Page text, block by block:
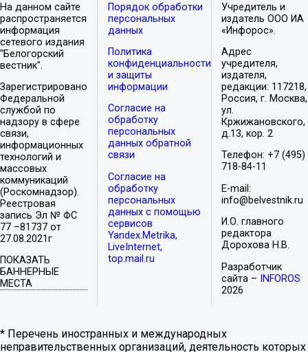
На данном сайте
распространяется
информация
сетевого издания
"Белогорский
вестник".
Зарегистрировано
Федеральной
службой по
надзору в сфере
связи,
информационных
технологий и
массовых
коммуникаций
(Роскомнадзор).
Реестровая
запись Эл № ФС
77 –81737 от
27.08.2021г
ПОКАЗАТЬ
БАННЕРНЫЕ
МЕСТА
Порядок обработки
персональных
данных
Политика
конфиденциальности
и защиты
информации
Согласие на
обработку
персональных
данных обратной
связи
Согласие на
обработку
персональных
данных с помощью
сервисов
Yandex.Metrika,
LiveInternet,
top.mail.ru
Учредитель и
издатель ООО ИА
«Инфорос».
Адрес
учредителя,
издателя,
редакции: 117218,
Россия, г. Москва,
ул.
Кржижановского,
д.13, кор. 2
Телефон: +7 (495)
718-84-11
E-mail:
info@belvestnik.ru
И.О. главного
редактора
Дорохова Н.В.
Разработчик
сайта –
INFOROS
2026
* Перечень иностранных и международных
неправительственных организаций, деятельность которых